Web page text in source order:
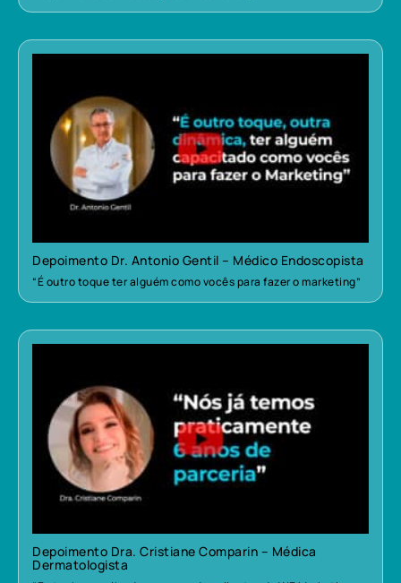
Depoimento Dr. Antonio Gentil – Médico Endoscopista
“É outro toque ter alguém como vocês para fazer o marketing”
Depoimento Dra. Cristiane Comparin – Médica
Dermatologista